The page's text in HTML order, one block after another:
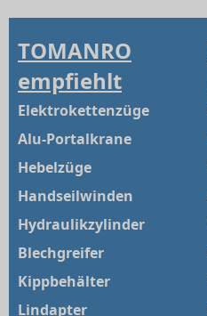
TOMANRO
empfiehlt
Elektrokettenzüge
Alu-Portalkrane
Hebelzüge
Handseilwinden
Hydraulikzylinder
Blechgreifer
Kippbehälter
Lindapter